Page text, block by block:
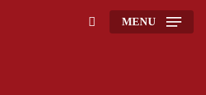
search
MENU